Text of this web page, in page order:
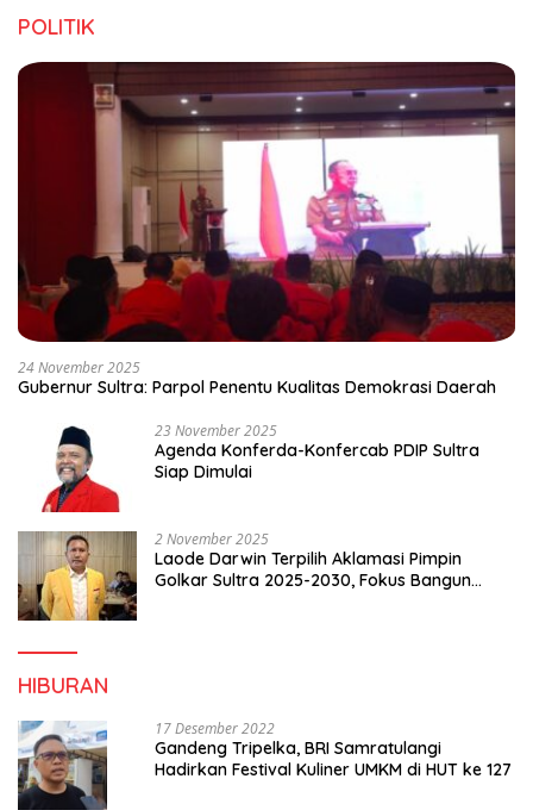
POLITIK
24 November 2025
Gubernur Sultra: Parpol Penentu Kualitas Demokrasi Daerah
23 November 2025
Agenda Konferda-Konfercab PDIP Sultra
Siap Dimulai
2 November 2025
Laode Darwin Terpilih Aklamasi Pimpin
Golkar Sultra 2025-2030, Fokus Bangun
HIBURAN
17 Desember 2022
Gandeng Tripelka, BRI Samratulangi
Hadirkan Festival Kuliner UMKM di HUT ke 127